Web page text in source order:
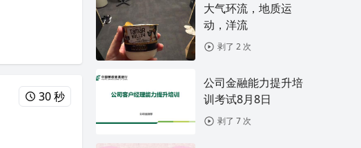
30 秒
大气环流，地质运
动，洋流
剥了 2 次
公司金融能力提升培
训考试8月8日
剥了 7 次